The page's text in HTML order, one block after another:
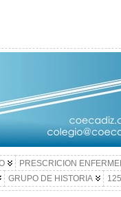
PRESCRICION
GRUPO DE HISTORIA